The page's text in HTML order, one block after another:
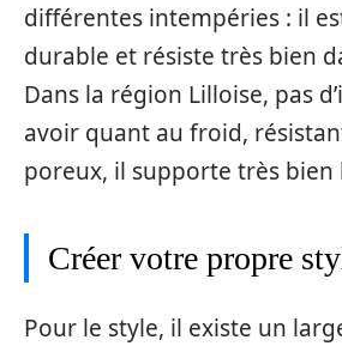
différentes intempéries : il
durable et résiste très bien
Dans la région Lilloise, pas
avoir quant au froid,
poreux, il supporte très bien
Créer votre propre
Pour le style, il existe un